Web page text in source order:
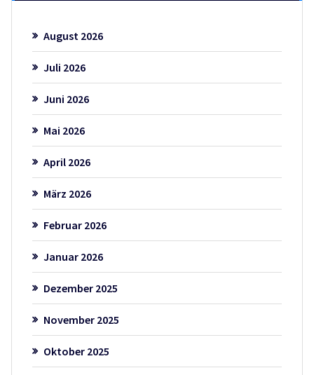
August 2026
Juli 2026
Juni 2026
Mai 2026
April 2026
März 2026
Februar 2026
Januar 2026
Dezember 2025
November 2025
Oktober 2025